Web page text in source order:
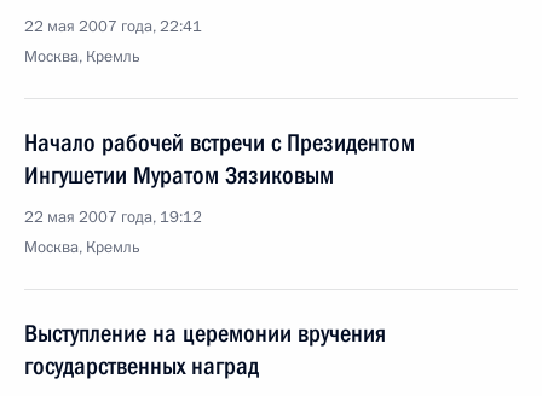
22 мая 2007 года, 22:41
Москва, Кремль
Начало рабочей встречи с Президентом
Ингушетии Муратом Зязиковым
22 мая 2007 года, 19:12
Москва, Кремль
Выступление на церемонии вручения
государственных наград